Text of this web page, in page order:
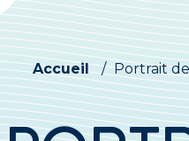
Accueil / Portrait